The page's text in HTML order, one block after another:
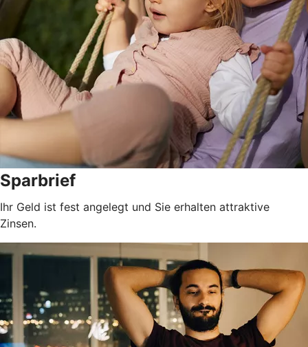
Sparbrief
Ihr Geld ist fest angelegt und Sie erhalten attraktive
Zinsen.